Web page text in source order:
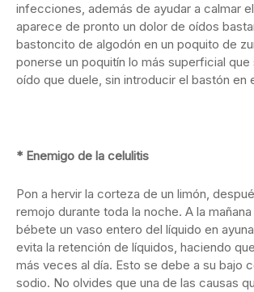
infecciones, además de ayudar a calmar
aparece de pronto un dolor de oídos
bastoncito de algodón en un poquito de
ponerse un poquitín lo más superficial que
oído que duele, sin introducir el bastón en
* Enemigo de la celulitis
Pon a hervir la corteza de un limón,
remojo durante toda la noche. A la
bébete un vaso entero del líquido en
evita la retención de líquidos, haciendo
más veces al día. Esto se debe a su bajo
sodio. No olvides que una de las causas